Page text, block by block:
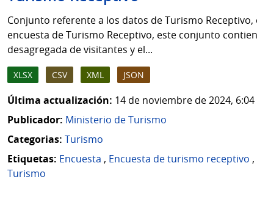
Conjunto referente a los datos de Turismo
encuesta de Turismo Receptivo, este conjunto
desagregada de visitantes y el...
XLSX CSV XML JSON
Última actualización: 14 de noviembre de 2024, 6:04
Publicador: Ministerio de Turismo
Categorias: Turismo
Etiquetas: Encuesta , Encuesta de turismo receptivo ,
Turismo